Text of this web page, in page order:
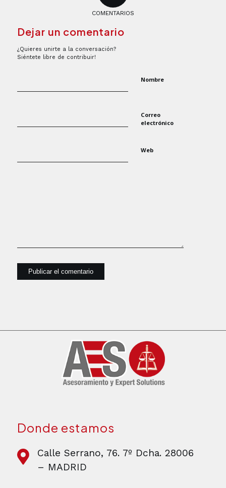
COMENTARIOS
Dejar un comentario
¿Quieres unirte a la conversación?
Siéntete libre de contribuir!
Nombre
Correo
electrónico
Web
Donde estamos
Calle Serrano, 76. 7º Dcha. 28006
– MADRID